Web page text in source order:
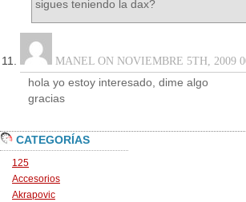
sigues teniendo la dax?
MANEL ON NOVIEMBRE 5TH, 2009
hola yo estoy interesado, dime algo
gracias
CATEGORÍAS
125
Accesorios
Akrapovic